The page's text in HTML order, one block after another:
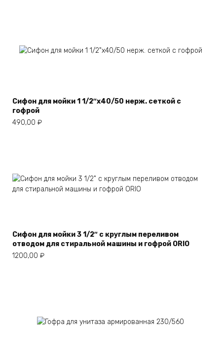
Сифон для мойки 1 1/2″х40/50 нерж. сеткой с
гофрой
490,00 ₽
Сифон для мойки 3 1/2″ с круглым переливом
отводом для стиральной машины и гофрой ORIO
1200,00 ₽